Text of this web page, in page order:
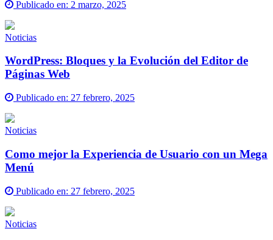
Publicado en: 2 marzo, 2025
Noticias
WordPress: Bloques y la Evolución del Editor de
Páginas Web
Publicado en: 27 febrero, 2025
Noticias
Como mejor la Experiencia de Usuario con un Mega
Menú
Publicado en: 27 febrero, 2025
Noticias